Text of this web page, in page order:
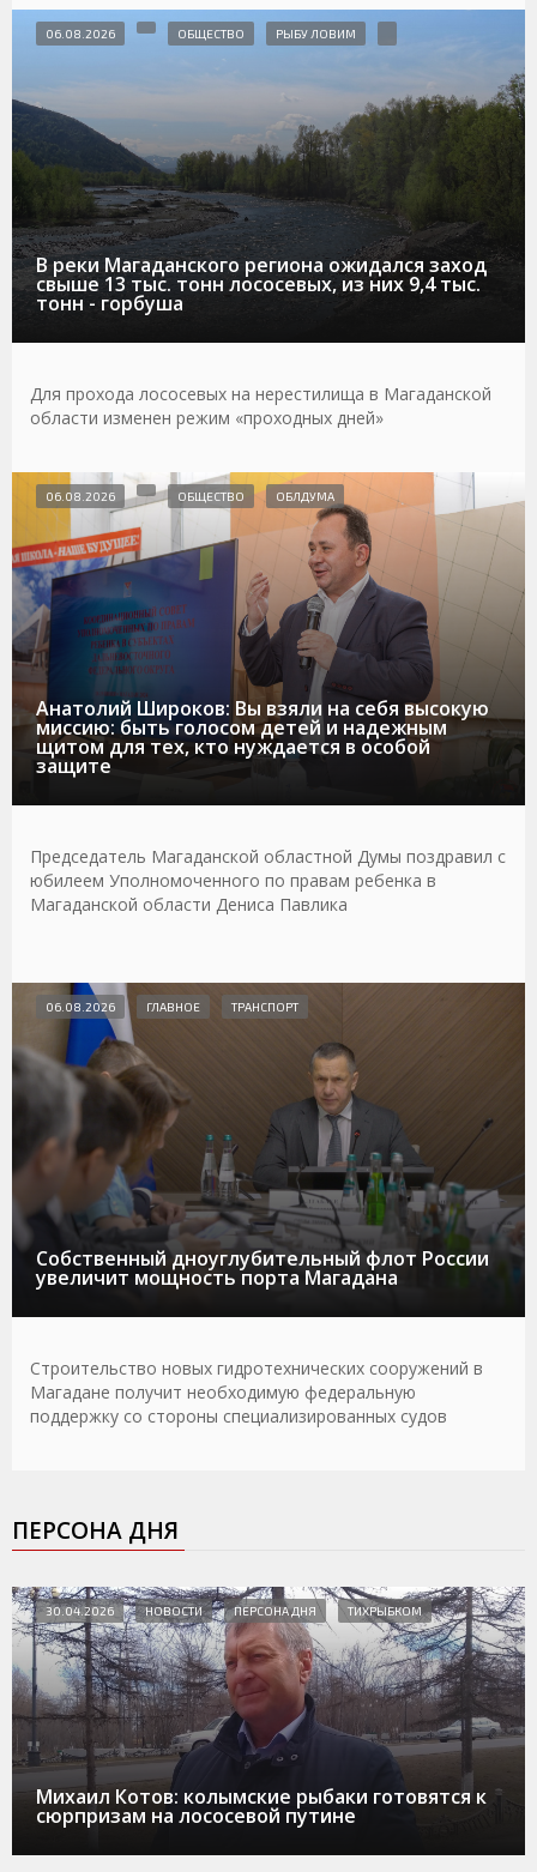
В реки Магаданского региона ожидался заход
свыше 13 тыс. тонн лососевых, из них 9,4 тыс.
тонн - горбуша
06.08.2026 ОБЩЕСТВО РЫБУ ЛОВИМ
Для прохода лососевых на нерестилища в Магаданской
области изменен режим «проходных дней»
Анатолий Широков: Вы взяли на себя высокую
миссию: быть голосом детей и надежным
щитом для тех, кто нуждается в особой
защите
06.08.2026 ОБЩЕСТВО ОБЛДУМА
Председатель Магаданской областной Думы поздравил с
юбилеем Уполномоченного по правам ребенка в
Магаданской области Дениса Павлика
Собственный дноуглубительный флот России
увеличит мощность порта Магадана
06.08.2026 ГЛАВНОЕ ТРАНСПОРТ
Строительство новых гидротехнических сооружений в
Магадане получит необходимую федеральную
поддержку со стороны специализированных судов
ПЕРСОНА ДНЯ
Михаил Котов: колымские рыбаки готовятся к
сюрпризам на лососевой путине
30.04.2026 НОВОСТИ ПЕРСОНА ДНЯ ТИХРЫБКОМ